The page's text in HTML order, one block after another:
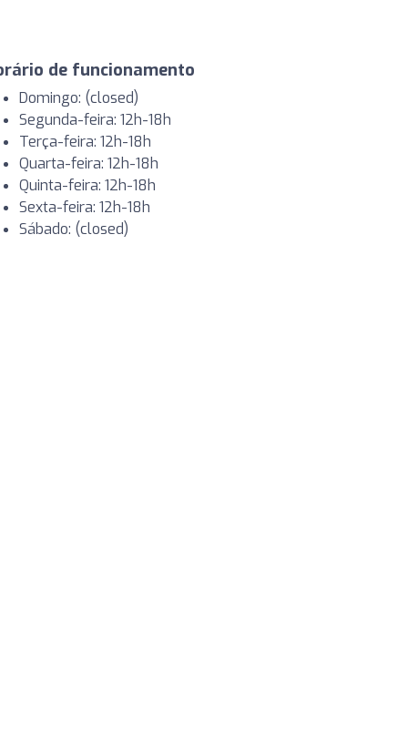
de funcionamento
Domingo: (closed)
Segunda-feira: 12h-18h
Terça-feira: 12h-18h
Quarta-feira: 12h-18h
Quinta-feira: 12h-18h
Sexta-feira: 12h-18h
Sábado: (closed)